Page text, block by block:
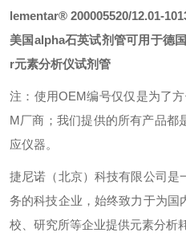
lementar® 200005520/12.01-
美国alpha石英试剂管可用于德
r元素分析仪试剂管
注：使用OEM编号仅仅是为了
M厂商；我们提供的所有产品都
应仪器。
捷尼诺（北京）科技有限公司是
务的科技企业，始终致力于为国
校、研究所等企业提供元素分析